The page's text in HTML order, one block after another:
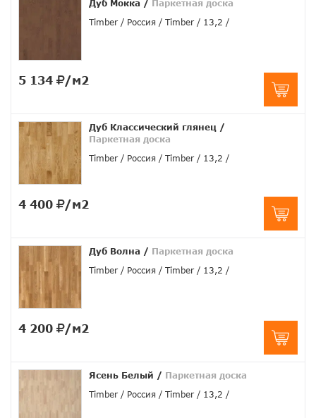
Дуб Мокка / Паркетная доска
Timber
Россия Timber 13,2
5 134 /м2
Дуб Классический глянец /
Паркетная доска
Timber
Россия Timber 13,2
4 400 /м2
Дуб Волна / Паркетная доска
Timber
Россия Timber 13,2
4 200 /м2
Ясень Белый / Паркетная доска
Timber
Россия Timber 13,2